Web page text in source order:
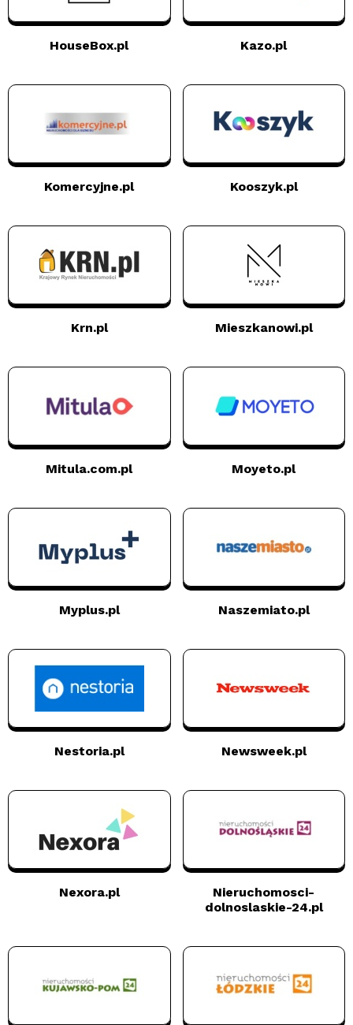
HouseBox.pl Kazo.pl
Komercyjne.pl Kooszyk.pl
Krn.pl Mieszkanowi.pl
Mitula.com.pl Moyeto.pl
Myplus.pl Naszemiato.pl
Nestoria.pl Newsweek.pl
Nexora.pl
Nieruchomosci-
dolnoslaskie-24.pl